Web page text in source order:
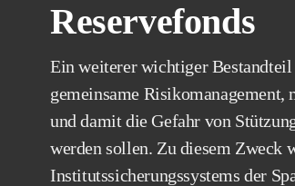
Reservefonds
Ein weiterer wichtiger
gemeinsame
und damit die Gefahr von
werden sollen. Zu diesem Zweck
Institutssicherungssystems der